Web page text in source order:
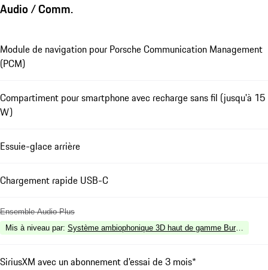
Audio / Comm.
Module de navigation pour Porsche Communication Management
(PCM)
Compartiment pour smartphone avec recharge sans fil (jusqu'à 15
W)
Essuie-glace arrière
Chargement rapide USB-C
Ensemble Audio Plus
Mis à niveau par: Système ambiophonique 3D haut de gamme Burmester®
SiriusXM avec un abonnement d'essai de 3 mois*